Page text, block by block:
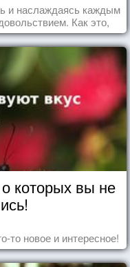
и наслаждаясь каждым
Как это,
примерах.
которых вы не
то новое и интересное!